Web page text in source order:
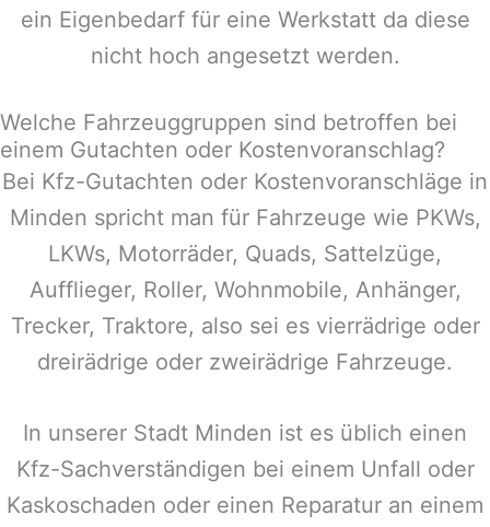
ein Eigenbedarf für eine Werkstatt da diese
nicht hoch angesetzt werden.
Welche Fahrzeuggruppen sind betroffen bei
einem Gutachten oder Kostenvoranschlag?
Bei Kfz-Gutachten oder Kostenvoranschläge in
Minden spricht man für Fahrzeuge wie PKWs,
LKWs, Motorräder, Quads, Sattelzüge,
Aufflieger, Roller, Wohnmobile, Anhänger,
Trecker, Traktore, also sei es vierrädrige oder
dreirädrige oder zweirädrige Fahrzeuge.
In unserer Stadt Minden ist es üblich einen
Kfz-Sachverständigen bei einem Unfall oder
Kaskoschaden oder einen Reparatur an einem